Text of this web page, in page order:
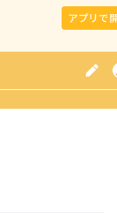
アプリで